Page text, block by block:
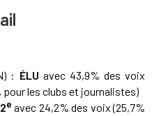
: ÉLU avec 43,9% des voix
pour les clubs et journalistes)
2e avec 24,2% des voix (25,7%